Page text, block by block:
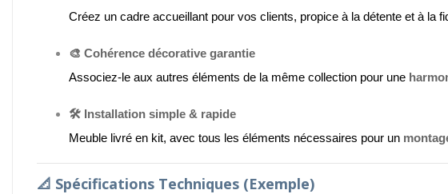
Créez un cadre accueillant pour vos clients, propice à la détente et à la
🎨 Cohérence décorative garantie
Associez-le aux autres éléments de la même collection pour une
🛠️ Installation simple & rapide
Meuble livré en kit, avec tous les éléments nécessaires pour un
📐 Spécifications Techniques (exemple)